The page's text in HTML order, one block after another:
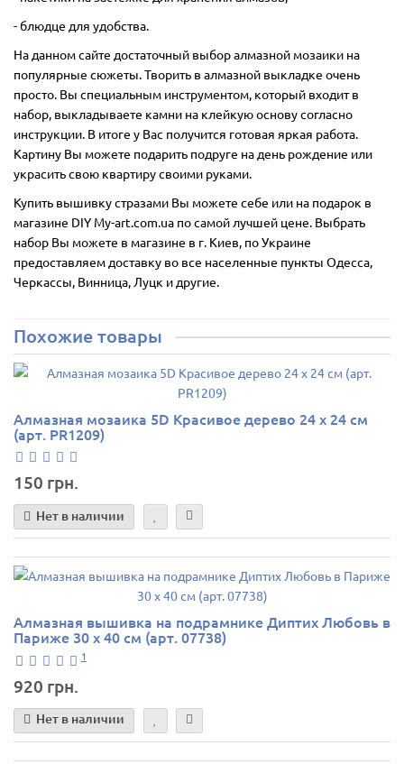
- блюдце для удобства.
На данном сайте достаточный выбор алмазной мозаики на
популярные сюжеты. Творить в алмазной выкладке очень
просто. Вы специальным инструментом, который входит в
набор, выкладываете камни на клейкую основу согласно
инструкции. В итоге у Вас получится готовая яркая работа.
Картину Вы можете подарить подруге на день рождение или
украсить свою квартиру своими руками.
Купить вышивку стразами Вы можете себе или на подарок в
магазине DIY My-art.com.ua по самой лучшей цене. Выбрать
набор Вы можете в магазине в г. Киев, по Украине
предоставляем доставку во все населенные пункты Одесса,
Черкассы, Винница, Луцк и другие.
Похожие товары
Алмазная мозаика 5D Красивое дерево 24 х 24 см
(арт. PR1209)
150 грн.
Нет в наличии
Алмазная вышивка на подрамнике Диптих Любовь в
Париже 30 х 40 см (арт. 07738)
1
920 грн.
Нет в наличии